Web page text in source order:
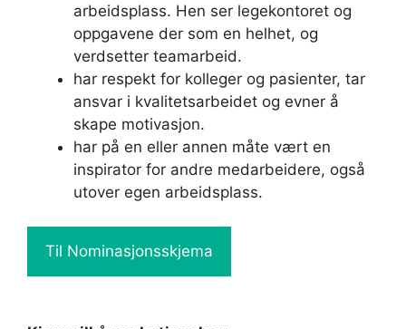
arbeidsplass. Hen ser legekontoret og
oppgavene der som en helhet, og
verdsetter teamarbeid.
har respekt for kolleger og pasienter, tar
ansvar i kvalitetsarbeidet og evner å
skape motivasjon.
har på en eller annen måte vært en
inspirator for andre medarbeidere, også
utover egen arbeidsplass.
Til Nominasjonsskjema